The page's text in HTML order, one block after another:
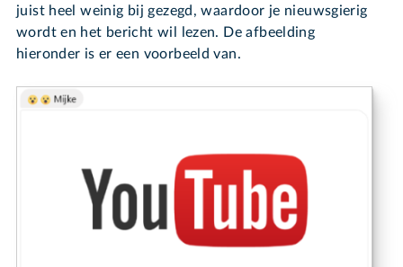
juist heel weinig bij gezegd, waardoor je nieuwsgierig
wordt en het bericht wil lezen. De afbeelding
hieronder is er een voorbeeld van.